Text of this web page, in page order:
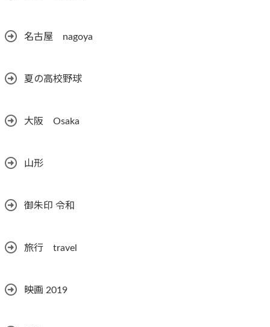
名古屋 nagoya
夏の高校野球
大阪 Osaka
山形
御朱印 令和
旅行 travel
映画 2019